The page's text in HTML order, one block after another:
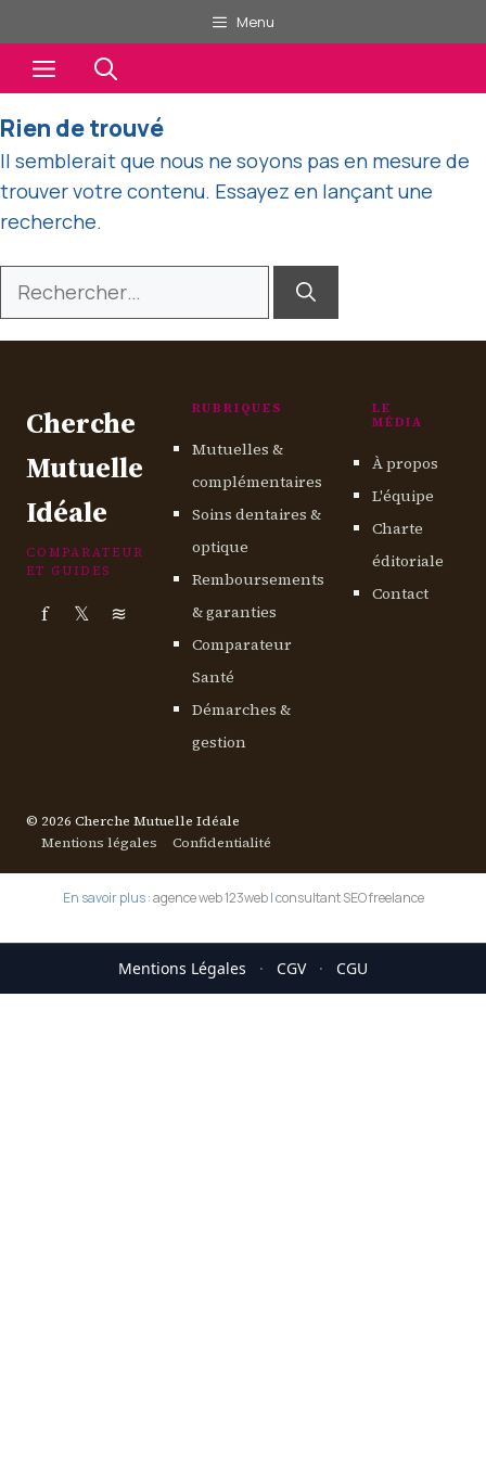
au
contenu
Menu
Menu
Rien de trouvé
Il semblerait que nous ne soyons pas en mesure de
trouver votre contenu. Essayez en lançant une
recherche.
Rechercher :
Cherche
Mutuelle
Idéale
COMPARATEUR
ET GUIDES
f 𝕏 ≋
RUBRIQUES
Mutuelles &
complémentaires
Soins dentaires &
optique
Remboursements
& garanties
Comparateur
Santé
Démarches &
gestion
LE
MÉDIA
À propos
L'équipe
Charte
éditoriale
Contact
© 2026 Cherche Mutuelle Idéale
Mentions légales
Confidentialité
En savoir plus :agence web 123web|consultant SEO freelance
Mentions Légales · CGV · CGU